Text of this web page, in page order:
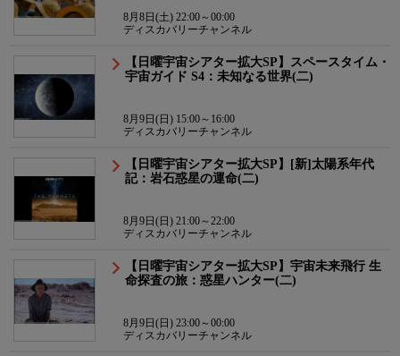
8月8日(土) 22:00～00:00
ディスカバリーチャンネル
【日曜宇宙シアター拡大SP】スペースタイム・
宇宙ガイド S4：未知なる世界(二)
8月9日(日) 15:00～16:00
ディスカバリーチャンネル
【日曜宇宙シアター拡大SP】[新]太陽系年代
記：岩石惑星の運命(二)
8月9日(日) 21:00～22:00
ディスカバリーチャンネル
【日曜宇宙シアター拡大SP】宇宙未来飛行 生
命探査の旅：惑星ハンター(二)
8月9日(日) 23:00～00:00
ディスカバリーチャンネル